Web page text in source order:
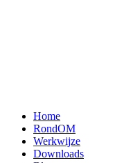
Home
RondOM
Werkwijze
Downloads